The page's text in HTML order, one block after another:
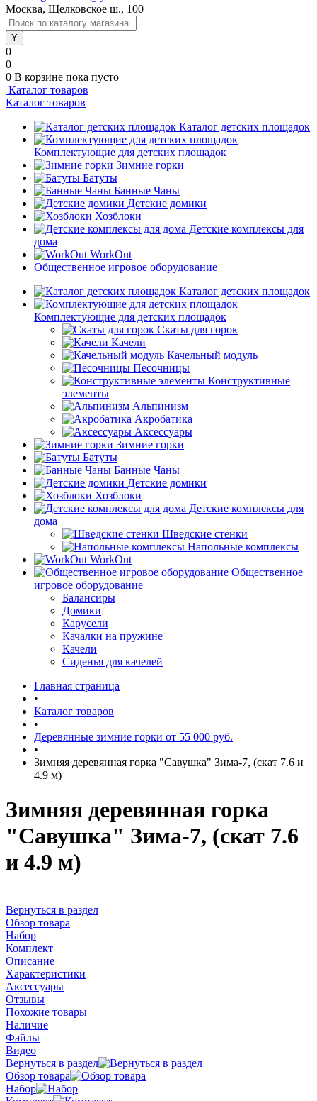
Москва, Щелковское ш., 100
0
0
0 В корзине пока пусто
Каталог товаров
Каталог товаров
Каталог детских площадок
Комплектующие для детских площадок
Зимние горки
Батуты
Банные Чаны
Детские домики
Хозблоки
Детские комплексы для
дома
WorkOut
Общественное игровое оборудование
Каталог детских площадок
Комплектующие для детских площадок
Скаты для горок
Качели
Качельный модуль
Песочницы
Конструктивные
элементы
Альпинизм
Акробатика
Аксессуары
Зимние горки
Батуты
Банные Чаны
Детские домики
Хозблоки
Детские комплексы для
дома
Шведские стенки
Напольные комплексы
WorkOut
Общественное
игровое оборудование
Балансиры
Домики
Карусели
Качалки на пружине
Качели
Сиденья для качелей
Главная страница
•
Каталог товаров
•
Деревянные зимние горки от 55 000 руб.
•
Зимняя деревянная горка "Савушка" Зима-7, (скат 7.6 и
4.9 м)
Зимняя деревянная горка
"Савушка" Зима-7, (скат 7.6
и 4.9 м)
Вернуться в раздел
Обзор товара
Набор
Комплект
Описание
Характеристики
Аксессуары
Отзывы
Похожие товары
Наличие
Файлы
Видео
Вернуться в раздел
Обзор товара
Набор